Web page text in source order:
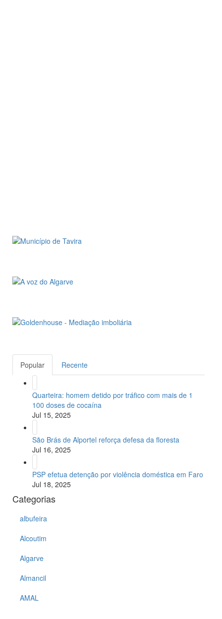
Popular Recente
Quarteira: homem detido por tráfico com mais de 1
100 doses de cocaína
Jul 15, 2025
São Brás de Alportel reforça defesa da floresta
Jul 16, 2025
PSP efetua detenção por violência doméstica em Faro
Jul 18, 2025
Categorias
albufeira
Alcoutim
Algarve
Almancil
AMAL